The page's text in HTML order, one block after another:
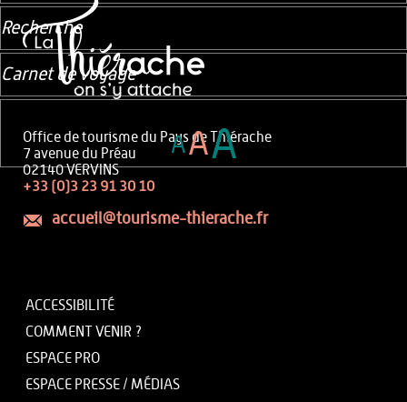
Office de tourisme du Pays de Thiérache
7 avenue du Préau
02140 VERVINS
+33 (0)3 23 91 30 10
accueil@tourisme-thierache.fr
ACCESSIBILITÉ
COMMENT VENIR ?
ESPACE PRO
ESPACE PRESSE / MÉDIAS
Recherche
Carnet de voyage
AAA